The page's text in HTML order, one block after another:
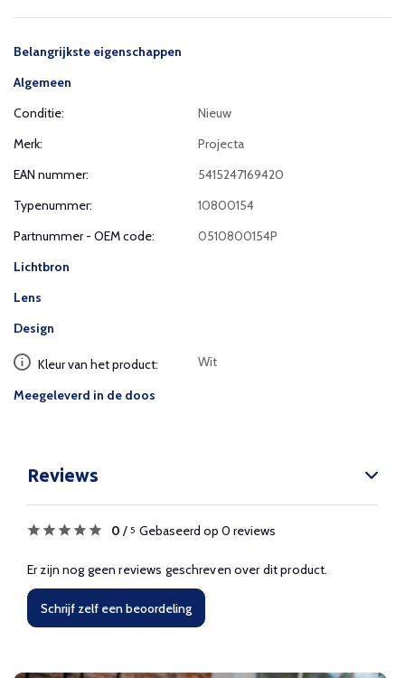
Belangrijkste eigenschappen
Algemeen
Conditie:
Nieuw
Merk:
Projecta
EAN nummer:
5415247169420
Typenummer:
10800154
Partnummer - OEM code:
0510800154P
Lichtbron
Lens
Design
Kleur van het product: Wit
Meegeleverd in de doos
Reviews
0 / 5 Gebaseerd op 0 reviews
Er zijn nog geen reviews geschreven over dit product.
Schrijf zelf een beoordeling